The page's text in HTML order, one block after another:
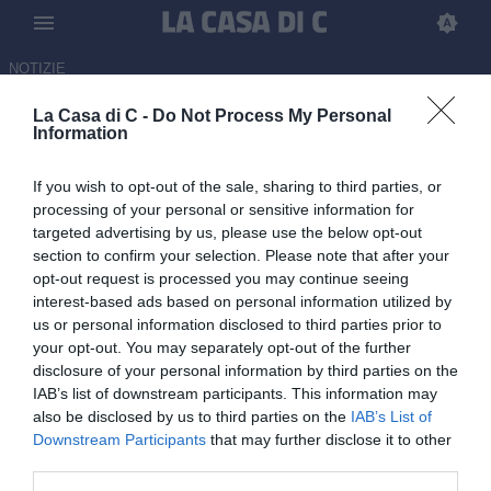
La Casa di C - Do Not Process My Personal
Information
If you wish to opt-out of the sale, sharing to third parties, or
processing of your personal or sensitive information for
targeted advertising by us, please use the below opt-out
section to confirm your selection. Please note that after your
opt-out request is processed you may continue seeing
interest-based ads based on personal information utilized by
us or personal information disclosed to third parties prior to
your opt-out. You may separately opt-out of the further
disclosure of your personal information by third parties on the
IAB’s list of downstream participants. This information may
also be disclosed by us to third parties on the IAB’s List of
Downstream Participants that may further disclose it to other
NOTIZIE
Sudtirol, cosa serve per
disposizione
22.05.2026 14:00 diMartin Shira
Ecco le combinazioni con cui i tirolesi possono rimanere in Serie B.